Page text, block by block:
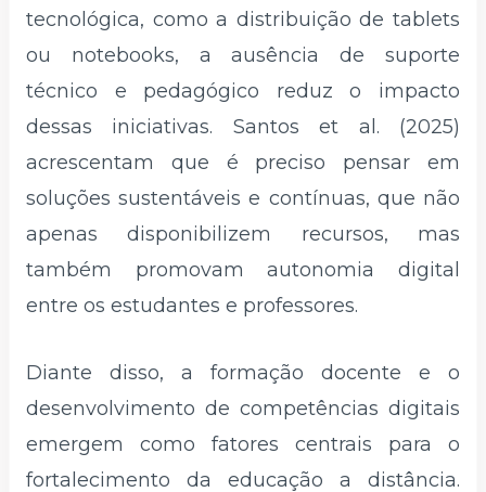
tecnológica, como a distribuição de tablets
ou notebooks, a ausência de suporte
técnico e pedagógico reduz o impacto
dessas iniciativas. Santos et al. (2025)
acrescentam que é preciso pensar em
soluções sustentáveis e contínuas, que não
apenas disponibilizem recursos, mas
também promovam autonomia digital
entre os estudantes e professores.
Diante disso, a formação docente e o
desenvolvimento de competências digitais
emergem como fatores centrais para o
fortalecimento da educação a distância.